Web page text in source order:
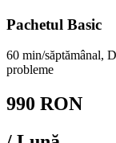
Pachetul Basic
60 min/săptămânal,
probleme
990 RON